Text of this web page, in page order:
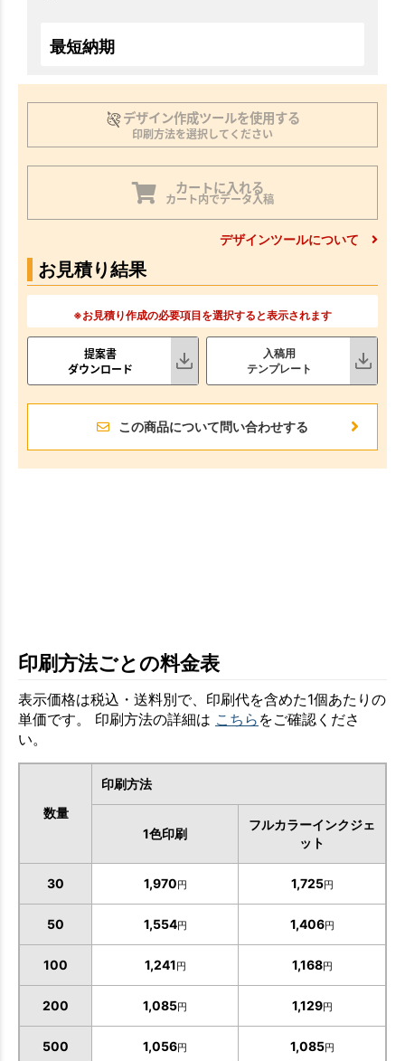
最短納期
デザイン作成ツールを使用する
印刷方法を選択してください
カートに入れる
カート内でデータ入稿
デザインツールについて
お見積り結果
※お見積り作成の必要項目を選択すると表示されます
提案書
ダウンロード
入稿用
テンプレート
この商品について問い合わせする
お買い物を続ける カートへ進む
印刷方法ごとの料金表
表示価格は税込・送料別で、印刷代を含めた1個あたりの
単価です。 印刷方法の詳細は こちら をご確認くださ
い。
数量
印刷方法
1色印刷
フルカラーインクジェ
ット
30 1,970円 1,725円
50 1,554円 1,406円
100 1,241円 1,168円
200 1,085円 1,129円
500 1,056円 1,085円